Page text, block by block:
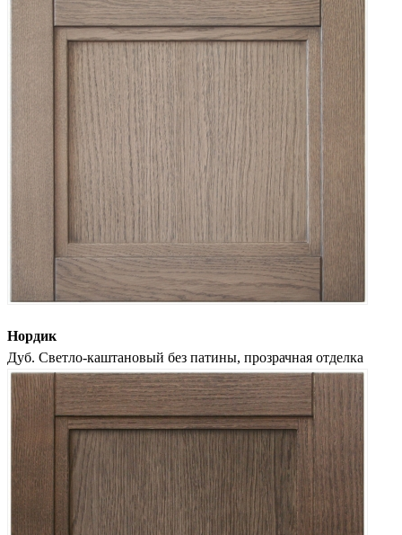
Нордик
Дуб. Светло-каштановый без патины, прозрачная отделка